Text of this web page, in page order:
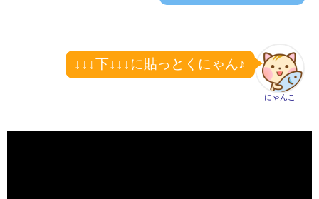
にゃんこ
↓↓↓下↓↓↓に貼っとくにゃん♪